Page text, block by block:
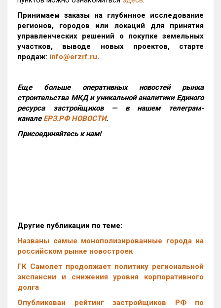
Принимаем заказы на глубинное исследование
регионов, городов или локаций для принятия
управленческих решений о покупке земельных
участков, выводе новых проектов, старте
продаж: info@erzrf.ru.
Еще больше оперативных новостей рынка
строительства МКД и уникальной аналитики Единого
ресурса застройщиков — в нашем телеграм-
канале ЕРЗ.РФ НОВОСТИ.
Присоединяйтесь к нам!
Другие публикации по теме:
Названы самые монополизированные города на
российском рынке новостроек
ГК Самолет продолжает политику региональной
экспансии и снижения уровня корпоративного
долга
Опубликован рейтинг застройщиков РФ по